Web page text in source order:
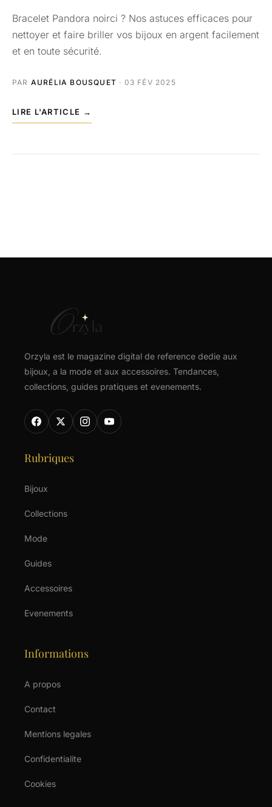
Bracelet Pandora noirci ? Nos astuces efficaces pour
nettoyer et faire briller vos bijoux en argent facilement
et en toute sécurité.
PAR AURÉLIA BOUSQUET · 03 FÉV 2025
LIRE L'ARTICLE →
Orzyla est le magazine digital de reference dedie aux
bijoux, a la mode et aux accessoires. Tendances,
collections, guides pratiques et evenements.
Rubriques
Bijoux
Collections
Mode
Guides
Accessoires
Evenements
Informations
A propos
Contact
Mentions legales
Confidentialite
Cookies